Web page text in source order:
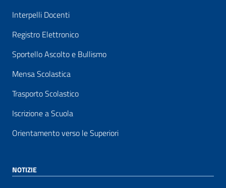
Interpelli Docenti
Registro Elettronico
Sportello Ascolto e Bullismo
Mensa Scolastica
Trasporto Scolastico
Iscrizione a Scuola
Orientamento verso le Superiori
NOTIZIE